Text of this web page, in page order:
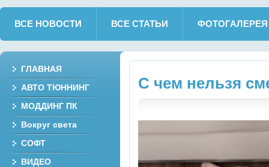
ВСЕ НОВОСТИ ВСЕ СТАТЬИ ФОТОГАЛЕРЕЯ
С чем нельзя
ГЛАВНАЯ
АВТО ТЮННИНГ
МОДДИНГ ПК
Вокруг света
СОФТ
ВИДЕО